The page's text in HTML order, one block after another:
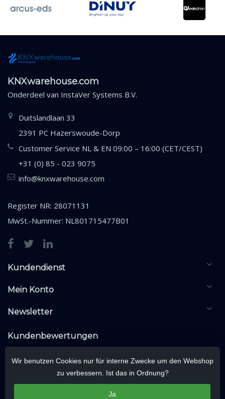
KNXwarehouse.com
Onderdeel van InstaVer Systems B.V.
Duitslandlaan 33
2391 PC Hazerswoude-Dorp
Customer Service NL & EN 09:00 – 16:00 (CET/CEST)
+31 (0) 85 - 023 9075
info@knxwarehouse.com
Register NR: 28071131
MwSt.-Nummer: NL801715477B01
Kundendienst
Mein Konto
Newsletter
Kundenbewertungen
Wir benutzen Cookies nur für interne Zwecke um den Webshop
zu verbessern. Ist das in Ordnung?
Ja